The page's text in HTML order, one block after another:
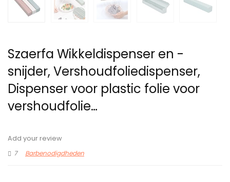
Szaerfa Wikkeldispenser en -
snijder, Vershoudfoliedispenser,
Dispenser voor plastic folie voor
vershoudfolie…
Add your review
7
Barbenodigdheden